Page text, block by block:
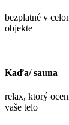
bezplatné v
objekte
Kaďa/ sauna
relax, ktorý
vaše telo